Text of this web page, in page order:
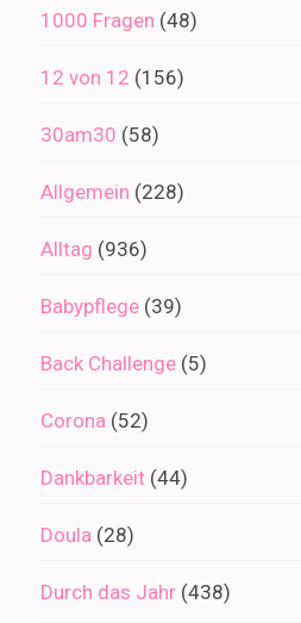
1000 Fragen (48)
12 von 12 (156)
30am30 (58)
Allgemein (228)
Alltag (936)
Babypflege (39)
Back Challenge (5)
Corona (52)
Dankbarkeit (44)
Doula (28)
Durch das Jahr (438)